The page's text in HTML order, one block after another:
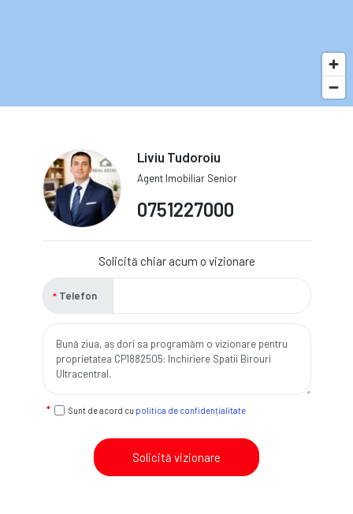
Liviu Tudoroiu
Agent Imobiliar Senior
0751227000
Solicită chiar acum o vizionare
Telefon
Sunt de acord cu politica de confidențialitate
Solicită vizionare